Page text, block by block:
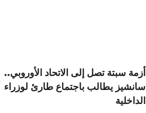
أزمة سبتة تصل إلى الاتحاد الأوروبي..
سانشيز يطالب باجتماع طارئ لوزراء
الداخلية